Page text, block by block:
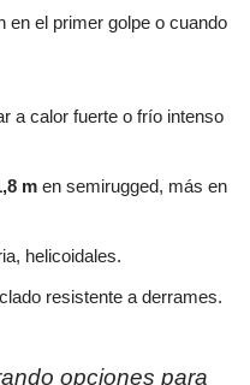
en el primer golpe o cuando
a calor fuerte o frío intenso
m en semirugged, más en
helicoidales.
resistente a derrames.
opciones para